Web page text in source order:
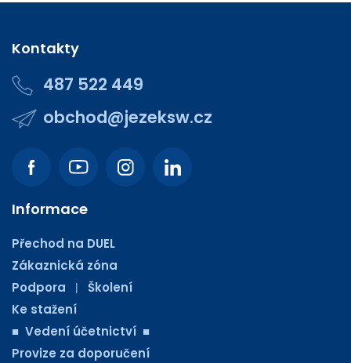
Kontakty
487 522 449
obchod@jezeksw.cz
Informace
Přechod na DUEL
Zákaznická zóna
Podpora
Školení
Ke stažení
■ Vedení účetnictví ■
Provize za doporučení